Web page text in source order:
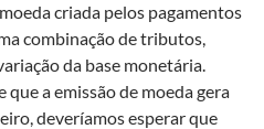
criada pelos pagamentos
combinação de tributos,
da base monetária.
a emissão de moeda gera
deveríamos esperar que